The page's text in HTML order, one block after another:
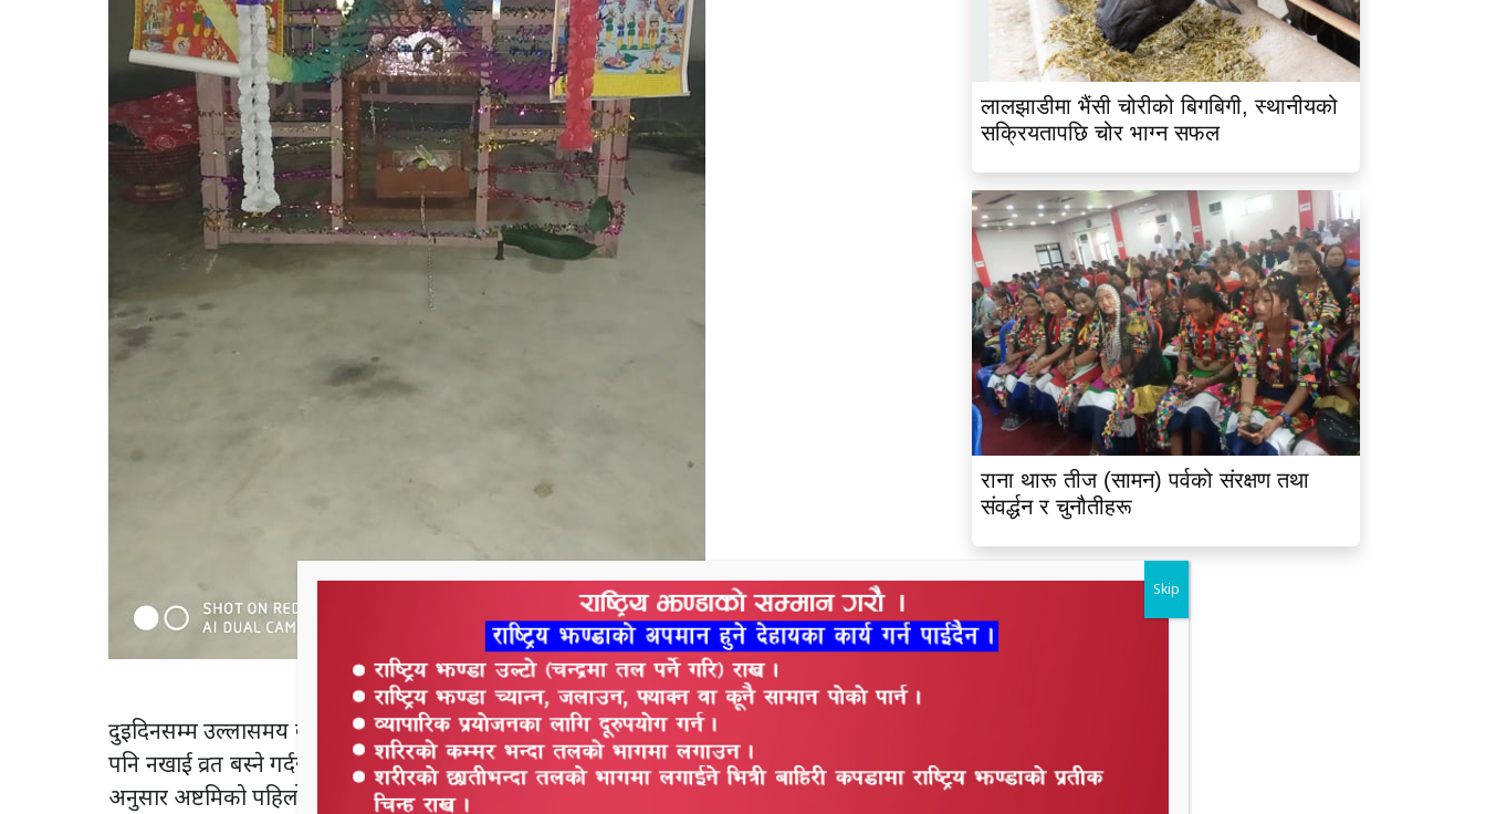
दुइदिनसम्म उल्लासमय बातावरणमा मनाउने अष्टिमिको पहिलो दिन बर्त बस्ने पुरूष या महिलाले दिनभरि केहि
पनि नखाई व्रत बस्ने गर्दछन् । धनगढी उपमहानगर १५ उर्मि गाउका भलमन्सा रामबरण राना ले बताए । उनको
अनुसार अष्टमिको पहिलोदिन अर्थात व्रत बसेको दिन विहानै घरको एक जना मिहलाले फुल भएको काँक्रा तोरेर
लालझाडीमा भैंसी चोरीको बिगबिगी, स्थानीयको
सक्रियतापछि चोर भाग्न सफल
राना थारू तीज (सामन) पर्वको संरक्षण तथा
संवर्द्धन र चुनौतीहरू
Skip